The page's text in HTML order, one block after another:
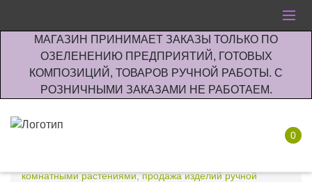
МАГАЗИН ПРИНИМАЕТ ЗАКАЗЫ ТОЛЬКО ПО
ОЗЕЛЕНЕНИЮ ПРЕДПРИЯТИЙ, ГОТОВЫХ
КОМПОЗИЦИЙ, ТОВАРОВ РУЧНОЙ РАБОТЫ. С
РОЗНИЧНЫМИ ЗАКАЗАМИ НЕ РАБОТАЕМ.
0
комнатными растениями, продажа изделий ручной